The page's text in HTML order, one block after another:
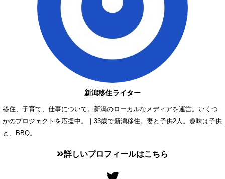
新潟移住ライター
移住、子育て、仕事について。新潟のローカルなメディアを運営。いくつ
かのプロジェクトを応援中。｜33歳で新潟移住。妻と子供2人。趣味は子供
と、BBQ。
詳しいプロフィールはこちら